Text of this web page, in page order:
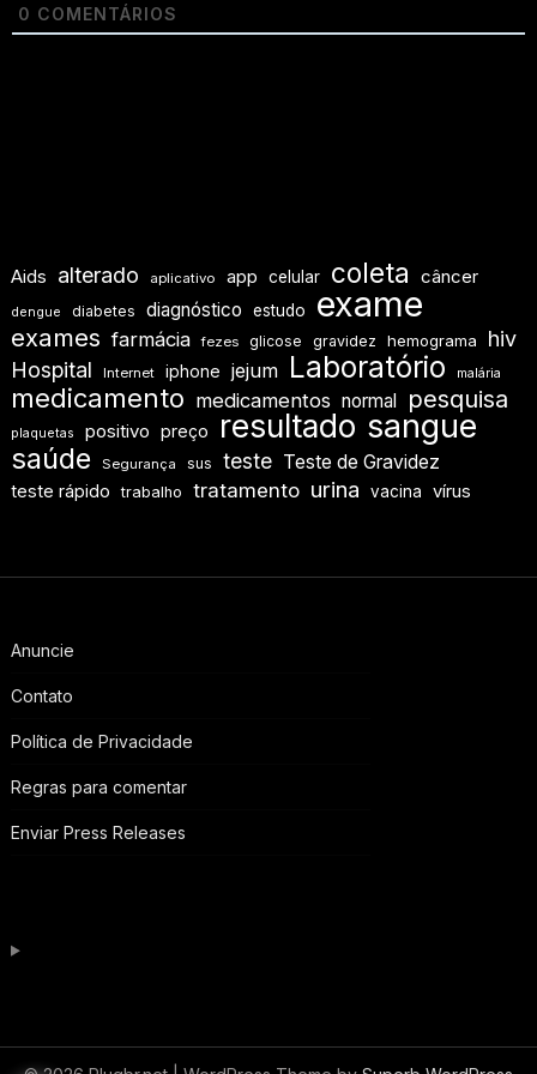
0 COMENTÁRIOS
Aids alterado aplicativo app celular coleta câncer
dengue diabetes diagnóstico estudo exame
exames farmácia fezes glicose gravidez hemograma
hiv
Hospital
Internet iphone jejum Laboratório malária
medicamento medicamentos normal pesquisa
plaquetas positivo preço resultado sangue
saúde Segurança sus teste Teste de Gravidez
teste rápido trabalho tratamento urina vacina vírus
Anuncie
Contato
Política de Privacidade
Regras para comentar
Enviar Press Releases